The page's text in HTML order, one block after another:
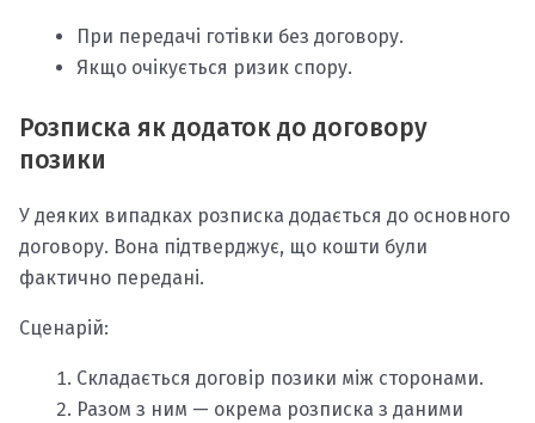
При передачі готівки без договору.
Якщо очікується ризик спору.
Розписка як додаток до договору
позики
У деяких випадках розписка додається до основного
договору. Вона підтверджує, що кошти були
фактично передані.
Сценарій:
Складається договір позики між сторонами.
Разом з ним — окрема розписка з даними